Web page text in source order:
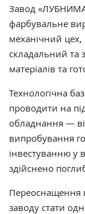
Завод
фарбувальне
механічний
складальний та
матеріалів та
Технологічна
проводити на
обладнання —
випробування
інвестуванню у
здійснено
Переоснащення
заводу стати